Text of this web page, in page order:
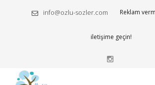
info@ozlu-sozler.com Reklam
iletişime geçin!